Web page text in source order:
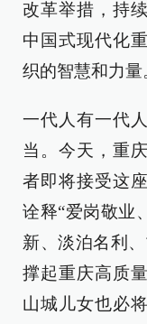
改革举措，持
中国式现代化
织的智慧和力量
一代人有一代
当。今天，重
者即将接受这
诠释“爱岗敬业
新、淡泊名利
撑起重庆高质
山城儿女也必